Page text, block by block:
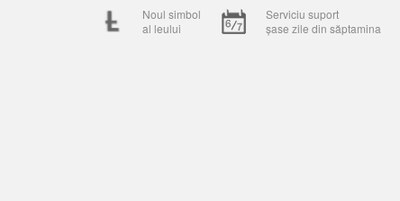
Noul simbol
al leului
Serviciu suport
șase zile din săptamina